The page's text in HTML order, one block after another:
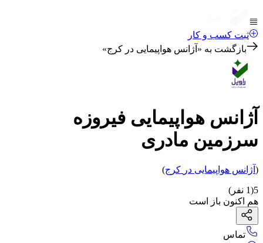
ثبت کسب و کار
بازگشت به « آژانس هواپیمایی در کرج»
آژانس هواپیمایی فیروزه
سرزمین مادری
( آژانس هواپیمایی در کرج)
5
(
1 نفر)
هم اکنون باز است
تماس